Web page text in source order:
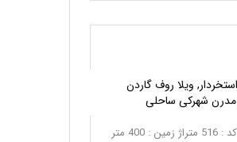
ویلا روف گاردن
مدرن شهرکی ساحلی
خرید ویلای مدرن شهرکی در نوشهر تاریخ درج آگهی :1400/06/31 کد : 516 متراژ زمین : 400 متر